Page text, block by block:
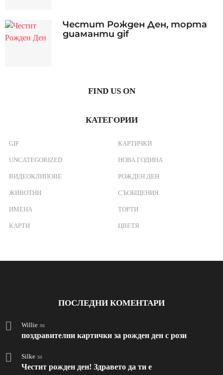
Честит Рожден Ден, торта
диаманти gif
FIND US ON
КАТЕГОРИИ
GIF
UNCATEGORIZED
ВИДЕОКЛИПОВЕ
ЖИВОТНИ
ИМЕНА
КАРТИ
КАРТИЧКИ
НОВА ГОДИНА
РОЖДЕН ДЕН
СЪОБЩЕНИЯ
ТОРТИ
ЦВЕТЯ
ПОСЛЕДНИ КОМЕНТАРИ
Willie за
поздравителни картички за рожден ден с рози
Silke за
Честит рожден ден! Здравето да ти е